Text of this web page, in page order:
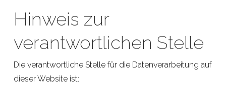
Hinweis zur
verantwortlichen Stelle
Die verantwortliche Stelle für die Datenverarbeitung auf
dieser Website ist: